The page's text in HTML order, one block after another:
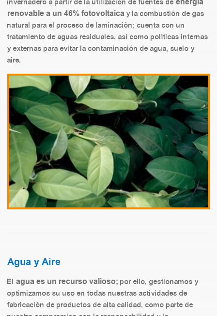
invernadero a partir de la utilización de fuentes de
renovable a un 46% fotovoltaica y la combustión de gas
natural para el proceso de laminación; cuenta con un
tratamiento de aguas residuales, así como políticas internas
y externas para evitar la contaminación de agua, suelo y
aire.
Agua y Aire
El agua es un recurso valioso; por ello, gestionamos y
optimizamos su uso en todas nuestras actividades de
fabricación de productos de alta calidad, como parte de